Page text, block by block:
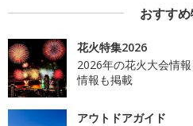
おすす
花火特集2026
2026年の花火大会情
情報も掲載
アウトドアガイド